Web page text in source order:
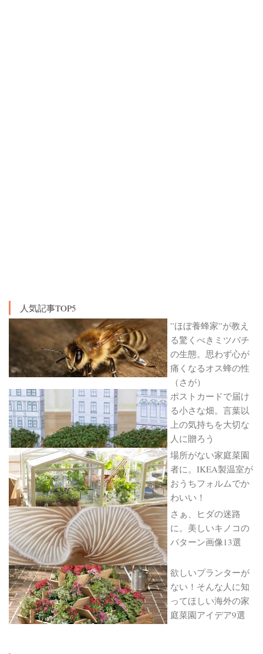
人気記事TOP5
”ほぼ養蜂家”が教え
る驚くべきミツバチ
の生態。思わず心が
痛くなるオス蜂の性
（さが）
ポストカードで届け
る小さな畑。言葉以
上の気持ちを大切な
人に贈ろう
場所がない家庭菜園
者に。IKEA製温室が
おうちフォルムでか
わいい！
さぁ、ヒダの迷路
に。美しいキノコの
パターン画像13選
欲しいプランターが
ない！そんな人に知
ってほしい海外の家
庭菜園アイデア9選